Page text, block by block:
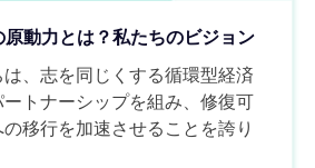
動力とは？私たちのビジョン
、志を同じくする循環型経済
トナーシップを組み、修復可
移行を加速させることを誇り